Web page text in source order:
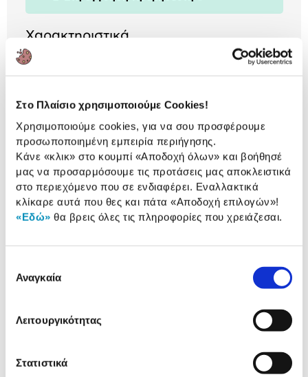
Στο Πλαίσιο χρησιμοποιούμε Cookies!
Χρησιμοποιούμε cookies, για να σου προσφέρουμε
προσωποποιημένη εμπειρία περιήγησης.
Κάνε «κλικ» στο κουμπί «Αποδοχή όλων» και βοήθησέ
μας να προσαρμόσουμε τις προτάσεις μας αποκλειστικά
στο περιεχόμενο που σε ενδιαφέρει. Εναλλακτικά
κλίκαρε αυτά που θες και πάτα «Αποδοχή επιλογών»!
«Εδώ» θα βρεις όλες τις πληροφορίες που χρειάζεσαι.
συγκατάθεσης
Αναγκαία
Λειτουργικότητας
Στατιστικά
Χαρακτηριστικά
1/100 sec
Αναλυτική
παρουσίαση
Αναλυτική παρουσίαση
Προδιαγραφές
προϊόντος
Χαρακτηριστικά
Αξιολογήσεις
Δες τι κλίκαραν όσοι είδαν το ίδιο
προϊόν με εσένα!